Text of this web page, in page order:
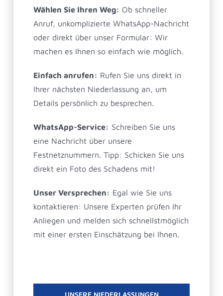
Wählen Sie Ihren Weg: Ob schneller
Anruf, unkomplizierte WhatsApp-Nachricht
oder direkt über unser Formular: Wir
machen es Ihnen so einfach wie möglich.
Einfach anrufen: Rufen Sie uns direkt in
Ihrer nächsten Niederlassung an, um
Details persönlich zu besprechen.
WhatsApp-Service: Schreiben Sie uns
eine Nachricht über unsere
Festnetznummern. Tipp: Schicken Sie uns
direkt ein Foto des Schadens mit!
Unser Versprechen: Egal wie Sie uns
kontaktieren: Unsere Experten prüfen Ihr
Anliegen und melden sich schnellstmöglich
mit einer ersten Einschätzung bei Ihnen.
UNSERE NIEDERLASSUNGEN